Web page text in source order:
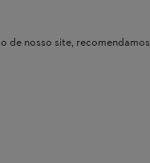
de nosso site, recomendamos